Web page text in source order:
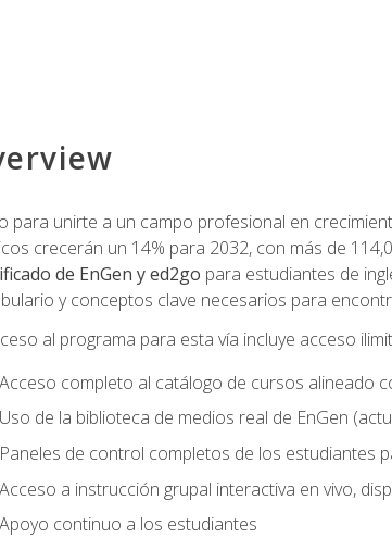
para unirte a un campo profesional en
crecerán un 14% para 2032, con más de
de EnGen y ed2go para estudiantes de
y conceptos clave necesarios para
al programa para esta vía incluye acceso
Acceso completo al catálogo de cursos alineado
Uso de la biblioteca de medios real de EnGen
Paneles de control completos de los estudiantes
Acceso a instrucción grupal interactiva en vivo,
Apoyo continuo a los estudiantes